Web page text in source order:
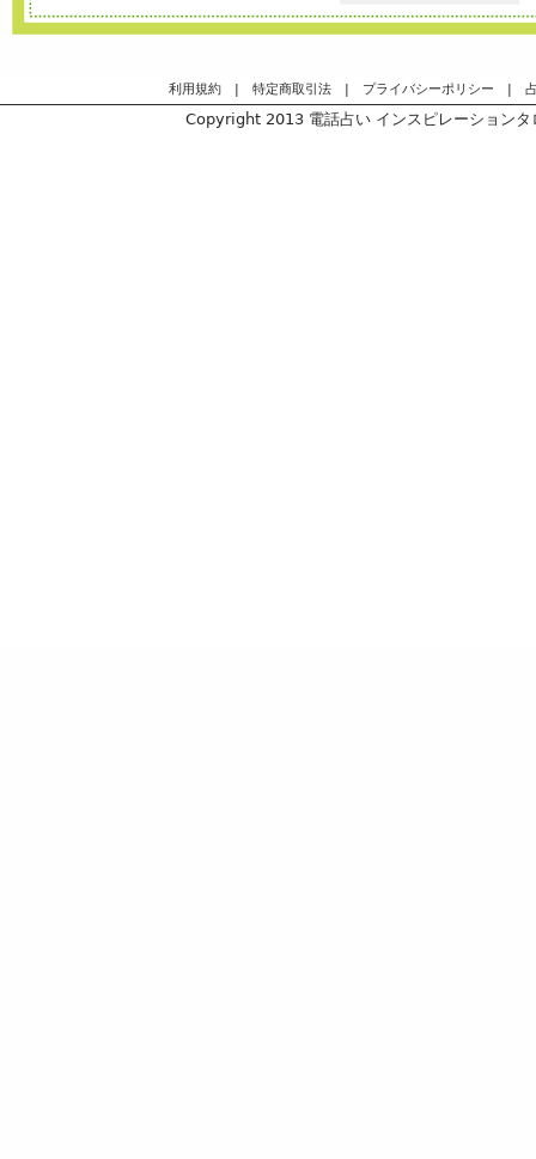
利用規約 | 特定商取引法 | プライバシーポリシー |
Copyright 2013 電話占い インスピレーション